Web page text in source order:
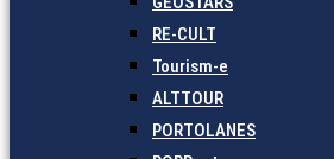
RE-CULT
Tourism-e
ALTTOUR
PORTOLANES